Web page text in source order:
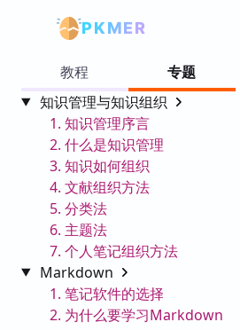
PKMER
教程
专题
知识管理与知识组织
1. 知识管理序言
2. 什么是知识管理
3. 知识如何组织
4. 文献组织方法
5. 分类法
6. 主题法
7. 个人笔记组织方法
Markdown
1. 笔记软件的选择
2. 为什么要学习Markdown